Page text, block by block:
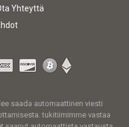
Yhteyttä
saada automaattinen viesti
tukitiimimme vastaa